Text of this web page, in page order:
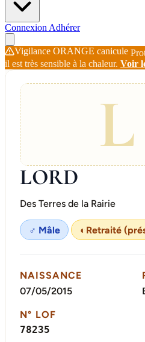
Connexion Adhérer
Vigilance ORANGE canicule
il est très sensible à la chaleur. Voir
L
LORD
Des Terres de la Rairie
♂ Mâle ◐ Retraité
NAISSANCE
07/05/2015
N° LOF
78235